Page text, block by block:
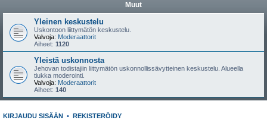
Muut
Yleinen keskustelu
Uskontoon liittymätön keskustelu.
Valvoja: Moderaattorit
Aiheet: 1120
Yleistä uskonnosta
Jehovan todistajiin liittymätön uskonnollissävytteinen keskustelu. Alueella
tiukka moderointi.
Valvoja: Moderaattorit
Aiheet: 140
KIRJAUDU SISÄÄN • REKISTERÖIDY